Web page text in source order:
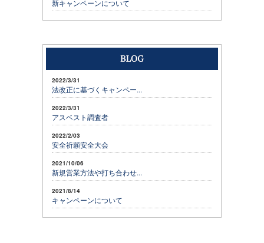
新キャンペーンについて
2022/3/31
法改正に基づくキャンペー...
2022/3/31
アスベスト調査者
2022/2/03
安全祈願安全大会
2021/10/06
新規営業方法や打ち合わせ...
2021/8/14
キャンペーンについて